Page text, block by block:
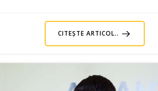
CITEȘTE ARTICOL..